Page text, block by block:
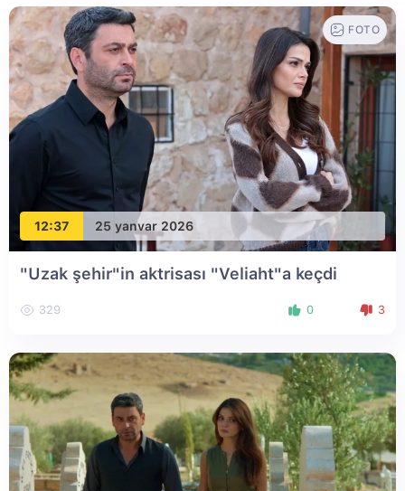
12:37 25 yanvar 2026
FOTO
"Uzak şehir"in aktrisası "Veliaht"a keçdi
329 0 3